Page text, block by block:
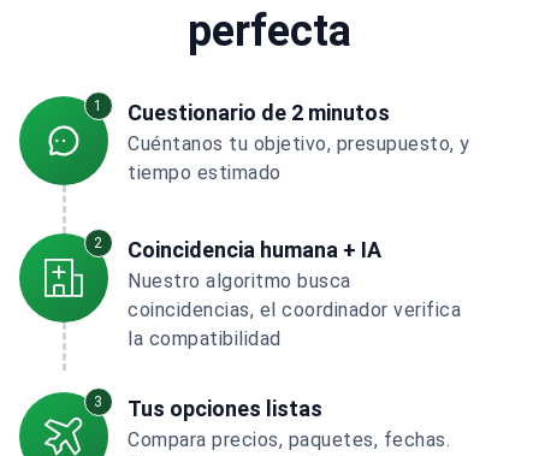
perfecta
1 Cuestionario de 2 minutos
Cuéntanos tu objetivo, presupuesto, y
tiempo estimado
2 Coincidencia humana + IA
Nuestro algoritmo busca
coincidencias, el coordinador verifica
la compatibilidad
3 Tus opciones listas
Compara precios, paquetes, fechas.